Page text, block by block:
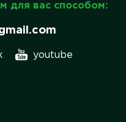
для вас способом:
youtube